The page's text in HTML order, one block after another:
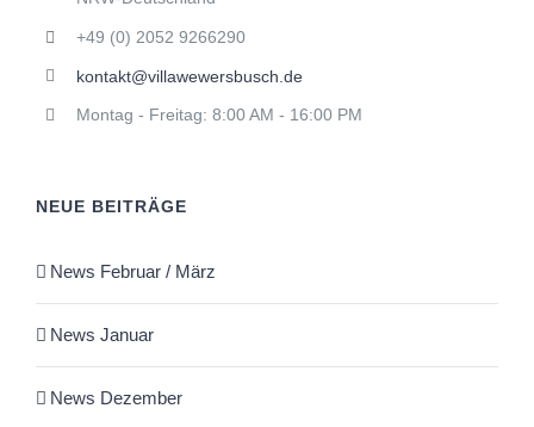
+49 (0) 2052 9266290
kontakt@villawewersbusch.de
Montag - Freitag: 8:00 AM - 16:00 PM
NEUE BEITRÄGE
News Februar / März
News Januar
News Dezember